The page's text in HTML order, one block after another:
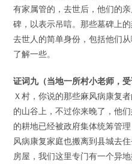
有家属管的，去世后，他们的
碑，以表示吊唁。那些墓碑上
去世人的简单身份，包括他们
了解一些。
证词九（当地一所村小老师，受
Ｘ村，你说的那些麻风病康复
的山谷上，不过你来晚了，他
的耕地已经被政府集体统筹管
风病康复家庭也搬离到县城去
房屋，我们这里专门有一个异